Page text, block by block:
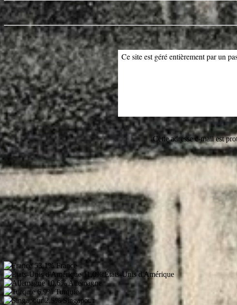
Ce site est géré entièrement par un
Cette adresse e-mail est
53,1% France
11,0% États-Unis d'Amérique
10,6% Allemagne
6,9% Turquie
2,5% Singapour